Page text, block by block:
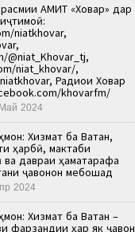
АМИТ «Ховар» дар
niatkhovar,
@niat_Khovar_tj,
niat_khovar/,
Радиои Ховар
khovarfm/
2024
Хизмат ба Ватан,
ҳарбӣ, мактаби
ва давраи ҳаматарафа
ҷавонон мебошад
2024
Хизмат ба Ватан –
фарзандии ҳар як ҷавон